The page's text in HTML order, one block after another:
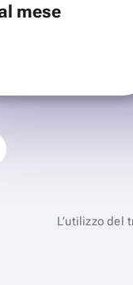
mese
L’utilizzo del